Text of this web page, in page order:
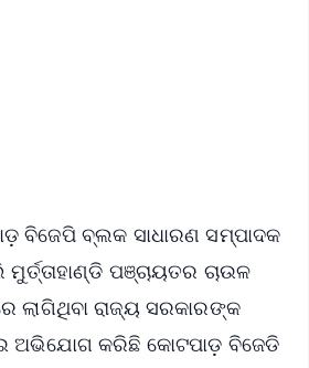
ବିଜେପି ବ୍ଲକ ସାଧାରଣ ସମ୍ପାଦକ
ମୁର୍ତ୍ତାହାଣ୍ଡି ପଞ୍ଚାୟତର ଚାଉଳ
ଲାଗିଥିବା ରାଜ୍ୟ ସରକାରଙ୍କ
ଅଭିଯୋଗ କରିଛି କୋଟପାଡ଼ ବିଜେଡି